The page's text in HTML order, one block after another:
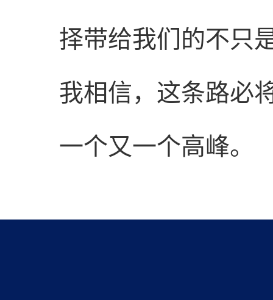
择带给我们的不只
我相信，这条路必
一个又一个高峰。